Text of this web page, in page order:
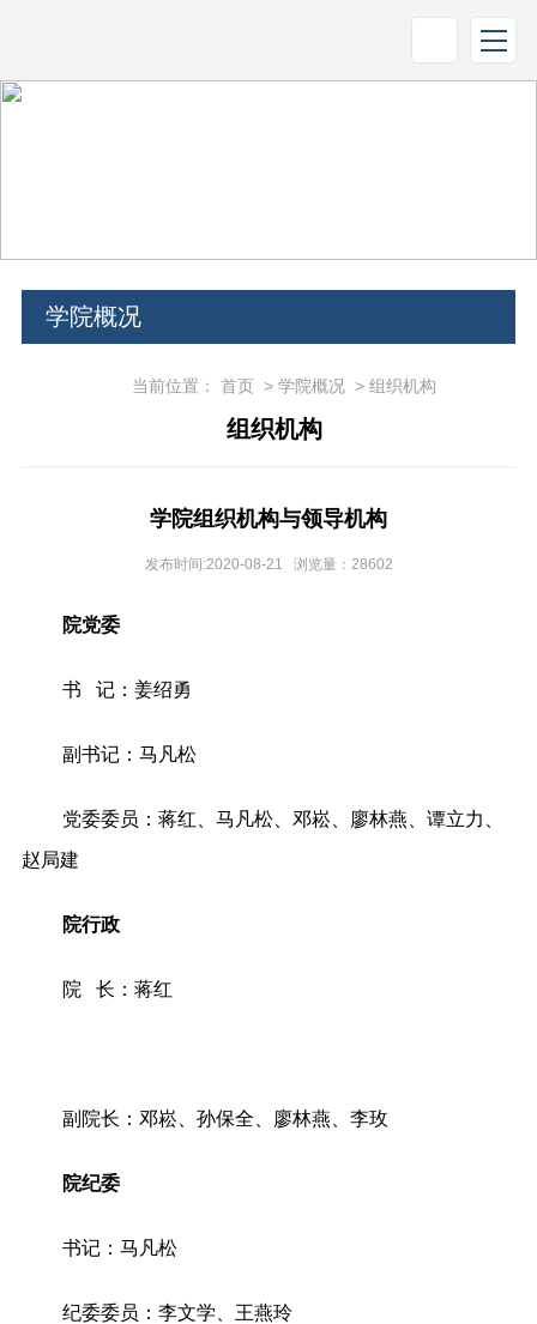
学院概况
当前位置： 首页> 学院概况> 组织机构
组织机构
学院组织机构与领导机构
发布时间:2020-08-21 浏览量： 28602
院党委
书 记： 姜绍勇
副书记：马凡松
党委委员：蒋红、马凡松、邓崧、廖林燕、谭立力、
赵局建
院行政
院 长：蒋红
副院长：邓崧、孙保全、廖林燕、李玫
院纪委
书记：马凡松
纪委委员：李文学、王燕玲